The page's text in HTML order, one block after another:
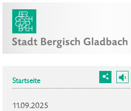
Startseite
11.09.2025